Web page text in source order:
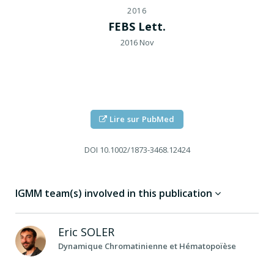
2016
FEBS Lett.
2016 Nov
Lire sur PubMed
DOI 10.1002/1873-3468.12424
IGMM team(s) involved in this publication
Eric SOLER
Dynamique Chromatinienne et Hématopoïèse